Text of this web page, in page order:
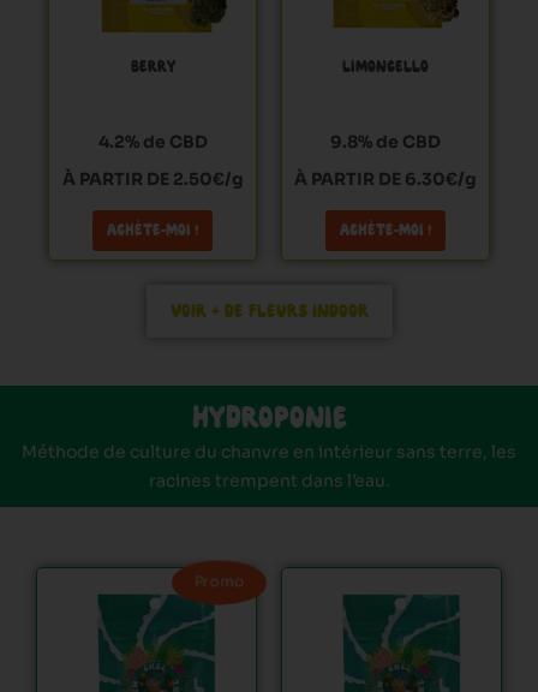
BERRY
4.2% de CBD
À PARTIR DE 2.50€/g
ACHÈTE-MOI !
options
être
sur
page
du
produit
LIMONCELLO
9.8% de CBD
À PARTIR DE 6.30€/g
ACHÈTE-MOI !
options
être
sur
page
du
produit
VOIR + DE FLEURS INDOOR
HYDROPONIE
Méthode de culture du chanvre en intérieur sans terre, les
racines trempent dans l’eau.
Promo
produit
plusieurs
produit
plusieurs